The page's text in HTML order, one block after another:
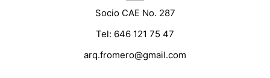
Socio CAE No. 287
Tel: 646 121 75 47
arq.fromero@gmail.com